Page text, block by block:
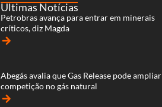
Últimas Notícias
Petrobras avança para entrar em minerais
críticos, diz Magda
arrow_forward
Abegás avalia que Gas Release pode ampliar
competição no gás natural
arrow_forward